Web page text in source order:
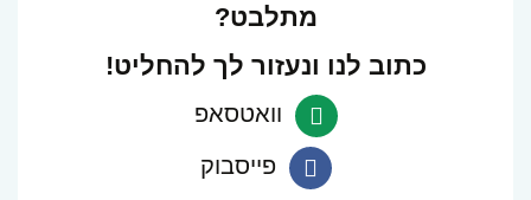
מתלבט?
כתוב לנו ונעזור לך להחליט!
פנה
וואטסאפ
פייסבוק